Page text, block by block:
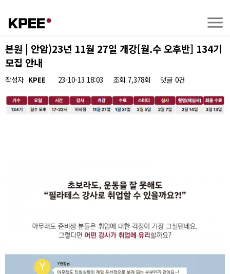
본원 | 안암)23년 11월 27일 개강[월.수 오후반] 134기
모집 안내
작성자 KPEE 23-10-13 18:03 조회 7,378회 댓글 0건